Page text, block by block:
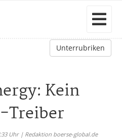
Unterrubriken
Kein
Treiber
Uhr | Redaktion boerse-global.de